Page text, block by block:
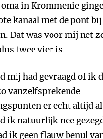
in Krommenie
kanaal met de pont
Dat was voor mij net
twee vier is.
mij had gevraagd of ik
vanzelfsprekende
er echt altijd al
ik natuurlijk nee
ik geen flauw benul